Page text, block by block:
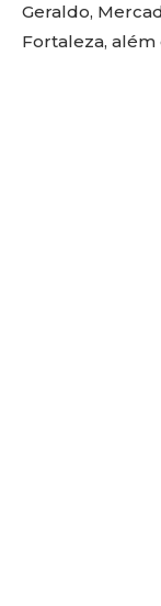
Geraldo,
Fortaleza, além